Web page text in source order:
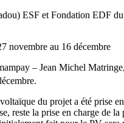
ESF et Fondation EDF
novembre au 16 décembre
– Jean Michel
du projet a été prise
reste la prise en charge de la